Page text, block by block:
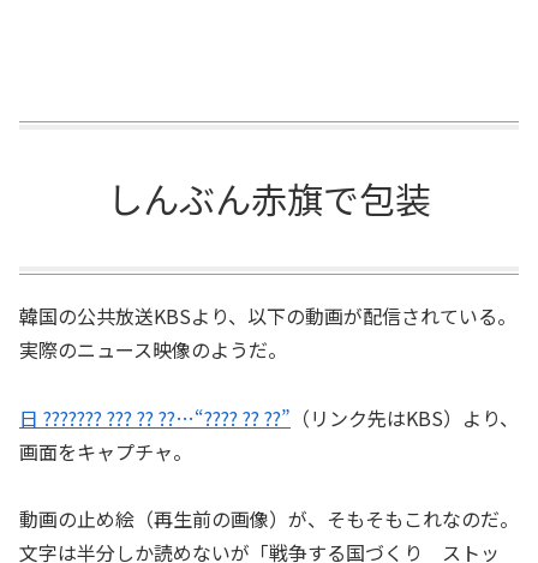
しんぶん赤旗で包装
韓国の公共放送KBSより、以下の動画が配信されている。
実際のニュース映像のようだ。
日 ??????? ??? ?? ??…“???? ?? ??” （リンク先はKBS）より、
画面をキャプチャ。
動画の止め絵（再生前の画像）が、そもそもこれなのだ。
文字は半分しか読めないが「戦争する国づくり ストッ